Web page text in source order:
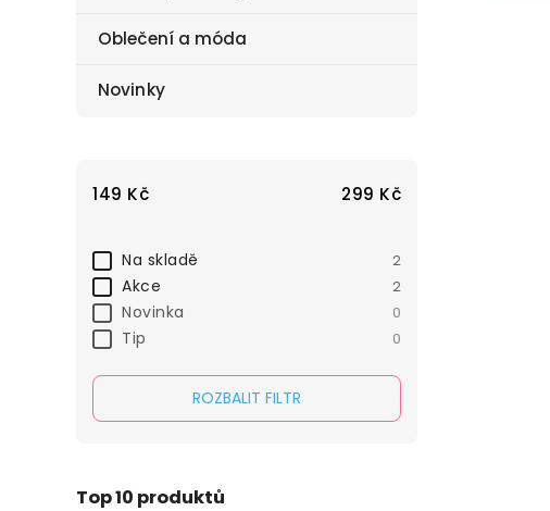
Oblečení a móda
Novinky
149 Kč 299 Kč
Na skladě 2
Akce 2
Novinka 0
Tip 0
ROZBALIT FILTR
Top 10 produktů